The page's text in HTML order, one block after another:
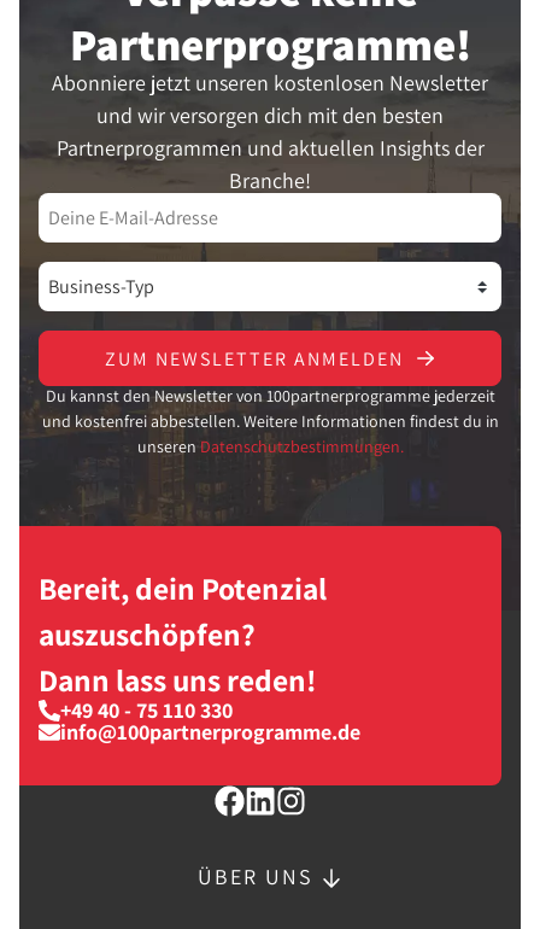
Partner­programme!
Abonniere jetzt unseren kostenlosen Newsletter
und wir versorgen dich mit den besten
Partnerprogrammen und aktuellen Insights der
Branche!
ZUM NEWSLETTER ANMELDEN
Du kannst den Newsletter von 100partnerprogramme jederzeit
und kostenfrei abbestellen. Weitere Informationen findest du in
unseren Datenschutzbestimmungen.
Bereit, dein Potenzial
auszuschöpfen?
Dann lass uns reden!
+49 40 - 75 110 330
info@100partnerprogramme.de
ÜBER UNS